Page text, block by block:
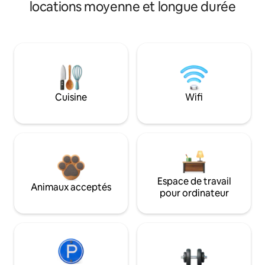
locations moyenne et longue durée
Cuisine Wifi
Animaux acceptés
Espace de travail
pour ordinateur